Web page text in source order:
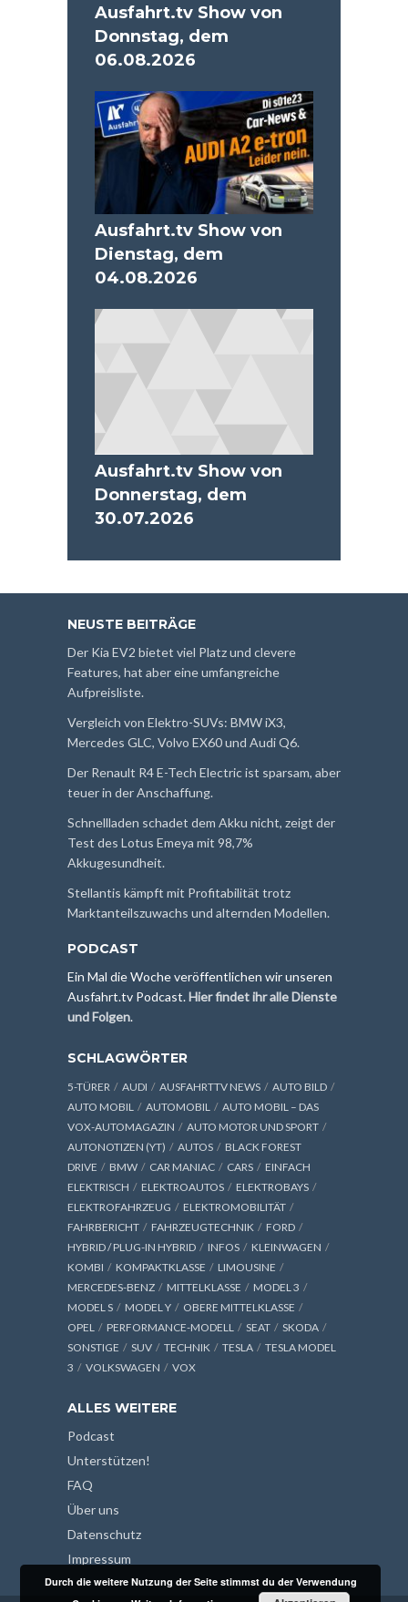
Ausfahrt.tv Show von
Donnstag, dem
06.08.2026
Ausfahrt.tv Show von
Dienstag, dem
04.08.2026
Ausfahrt.tv Show von
Donnerstag, dem
30.07.2026
NEUSTE BEITRÄGE
Der Kia EV2 bietet viel Platz und clevere
Features, hat aber eine umfangreiche
Aufpreisliste.
Vergleich von Elektro-SUVs: BMW iX3,
Mercedes GLC, Volvo EX60 und Audi Q6.
Der Renault R4 E-Tech Electric ist sparsam, aber
teuer in der Anschaffung.
Schnellladen schadet dem Akku nicht, zeigt der
Test des Lotus Emeya mit 98,7%
Akkugesundheit.
Stellantis kämpft mit Profitabilität trotz
Marktanteilszuwachs und alternden Modellen.
PODCAST
Ein Mal die Woche veröffentlichen wir unseren
Ausfahrt.tv Podcast.Hier findet ihr alle Dienste
und Folgen.
SCHLAGWÖRTER
5-TÜRER AUDI AUSFAHRTTV NEWS
AUTO BILD
AUTO MOBIL
AUTOMOBIL
AUTO MOBIL – DAS
VOX-AUTOMAGAZIN
AUTO MOTOR UND SPORT
AUTONOTIZEN (YT)
AUTOS
BLACK FOREST
DRIVE
BMW CAR MANIAC CARS
EINFACH
ELEKTRISCH
ELEKTROAUTOS
ELEKTROBAYS
ELEKTROFAHRZEUG
ELEKTROMOBILITÄT
FAHRBERICHT
FAHRZEUGTECHNIK
FORD
HYBRID / PLUG-IN HYBRID
INFOS
KLEINWAGEN
KOMBI
KOMPAKTKLASSE
LIMOUSINE
MERCEDES-BENZ
MITTELKLASSE
MODEL 3
MODEL S
MODEL Y
OBERE MITTELKLASSE
OPEL
PERFORMANCE-MODELL SEAT
SKODA
SONSTIGE
SUV TECHNIK TESLA
TESLA MODEL
3
VOLKSWAGEN VOX
ALLES WEITERE
Podcast
Unterstützen!
FAQ
Über uns
Datenschutz
Impressum
Durch die weitere Nutzung der Seite stimmst du der Verwendung